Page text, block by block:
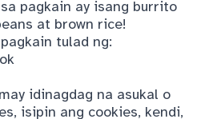
pagkain ay isang burrito
at brown rice!
tulad ng:
idinagdag na asukal o
isipin ang cookies, kendi,